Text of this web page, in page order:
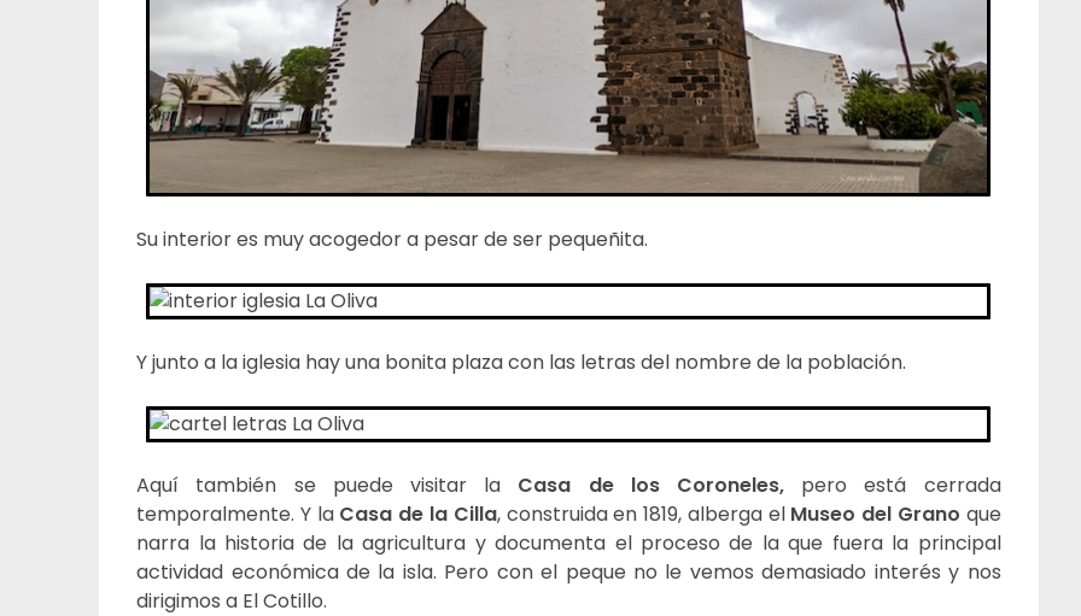
Su interior es muy acogedor a pesar de ser pequeñita.
Y junto a la iglesia hay una bonita plaza con las letras del nombre de la población.
Aquí también se puede visitar la Casa de los Coroneles, pero está cerrada
temporalmente. Y la Casa de la Cilla, construida en 1819, alberga el Museo del Grano que
narra la historia de la agricultura y documenta el proceso de la que fuera la principal
actividad económica de la isla. Pero con el peque no le vemos demasiado interés y nos
dirigimos a El Cotillo.